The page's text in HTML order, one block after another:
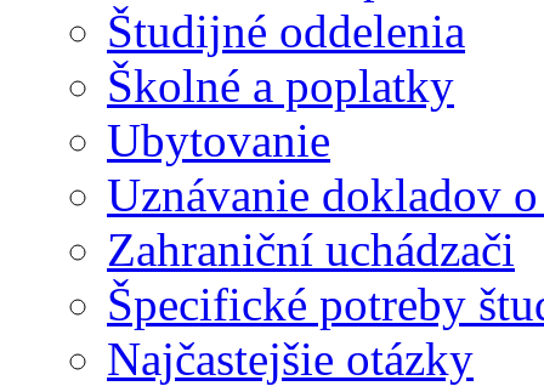
Študijné oddelenia
Školné a poplatky
Ubytovanie
Uznávanie dokladov
Zahraniční uchádzači
Špecifické potreby
Najčastejšie otázky